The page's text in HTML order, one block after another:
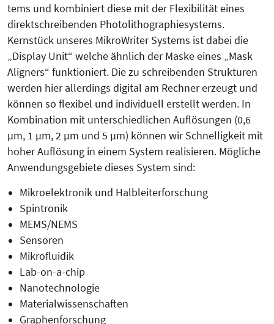
tems und kombiniert diese mit der Flexibilität eines
direktschreibenden Photolithographiesystems.
Kernstück unseres MikroWriter Systems ist dabei die
„Display Unit“ welche ähnlich der Maske eines „Mask
Aligners“ funktioniert. Die zu schreibenden Strukturen
werden hier allerdings digital am Rechner erzeugt und
können so flexibel und individuell erstellt werden. In
Kombination mit unterschiedlichen Auflösungen (0,6
µm, 1 µm, 2 µm und 5 µm) können wir Schnelligkeit mit
hoher Auflösung in einem System realisieren. Mögliche
Anwendungsgebiete dieses System sind:
Mikroelektronik und Halbleiterforschung
Spintronik
MEMS/NEMS
Sensoren
Mikrofluidik
Lab-on-a-chip
Nanotechnologie
Materialwissenschaften
Graphenforschung